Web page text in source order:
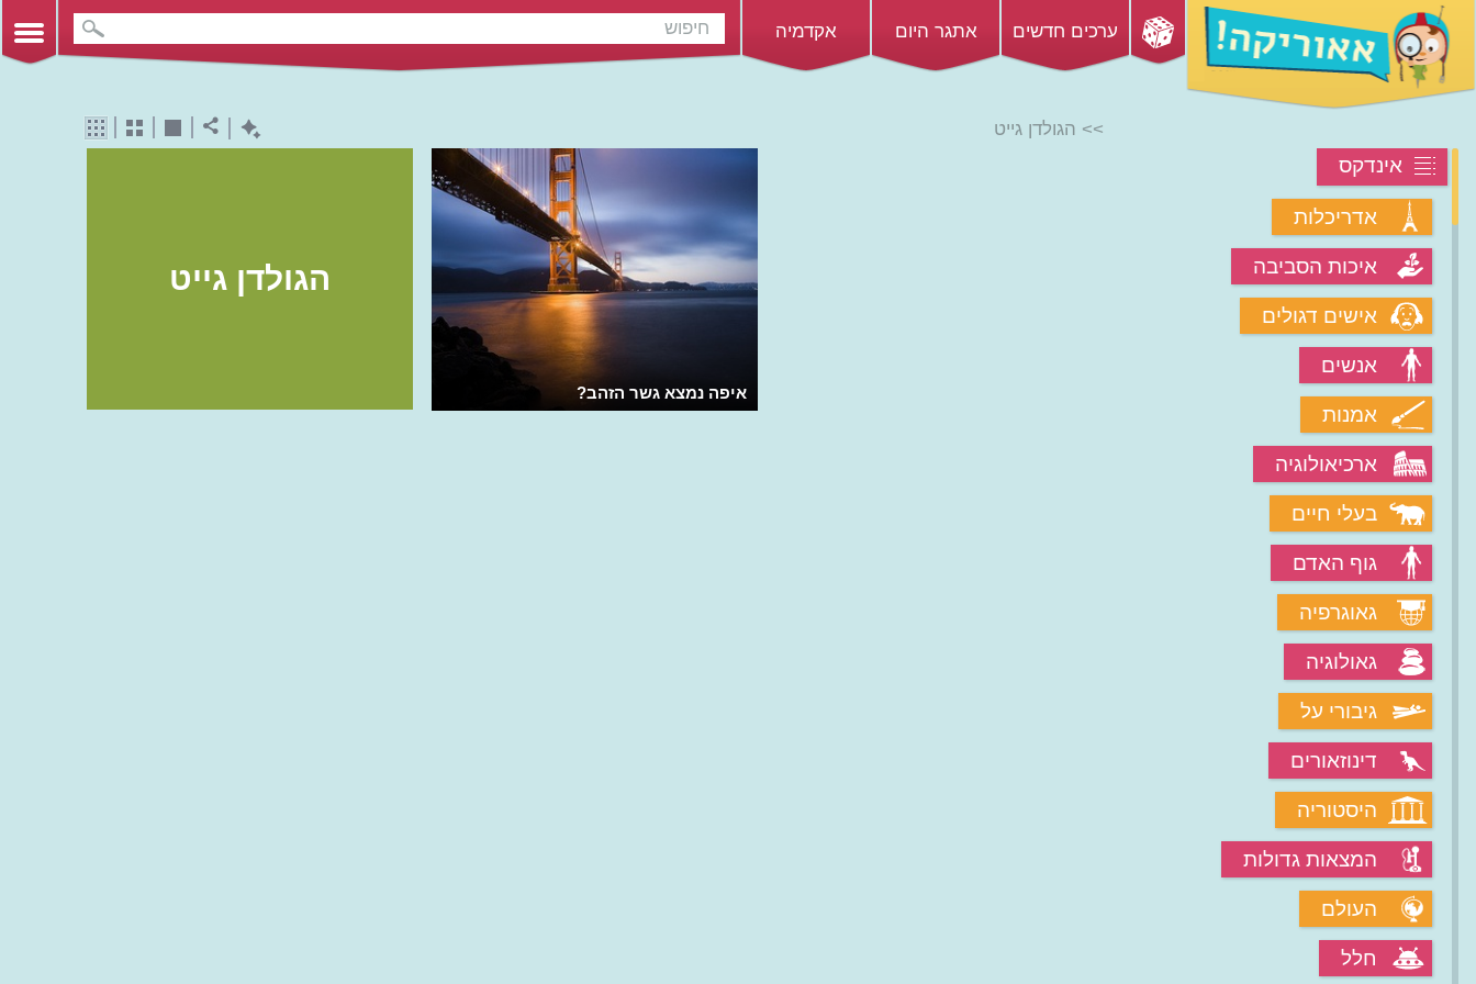
ערכים חדשים אתגר היום אקדמיה
אינדקס
אדריכלות
איכות הסביבה
אישים דגולים
אנשים
אמנות
ארכיאולוגיה
בעלי חיים
גוף האדם
גאוגרפיה
גאולוגיה
גיבורי על
דינוזאורים
היסטוריה
המצאות גדולות
העולם
חלל
>> הגולדן גייט
הגולדן גייט
איפה נמצא גשר הזהב?